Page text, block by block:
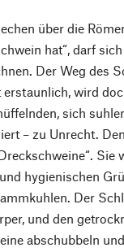
über die
hat“, darf
Der Weg des
wird
sich
– zu Unrecht.
Sie
hygienischen
Der
und den
abschubbeln